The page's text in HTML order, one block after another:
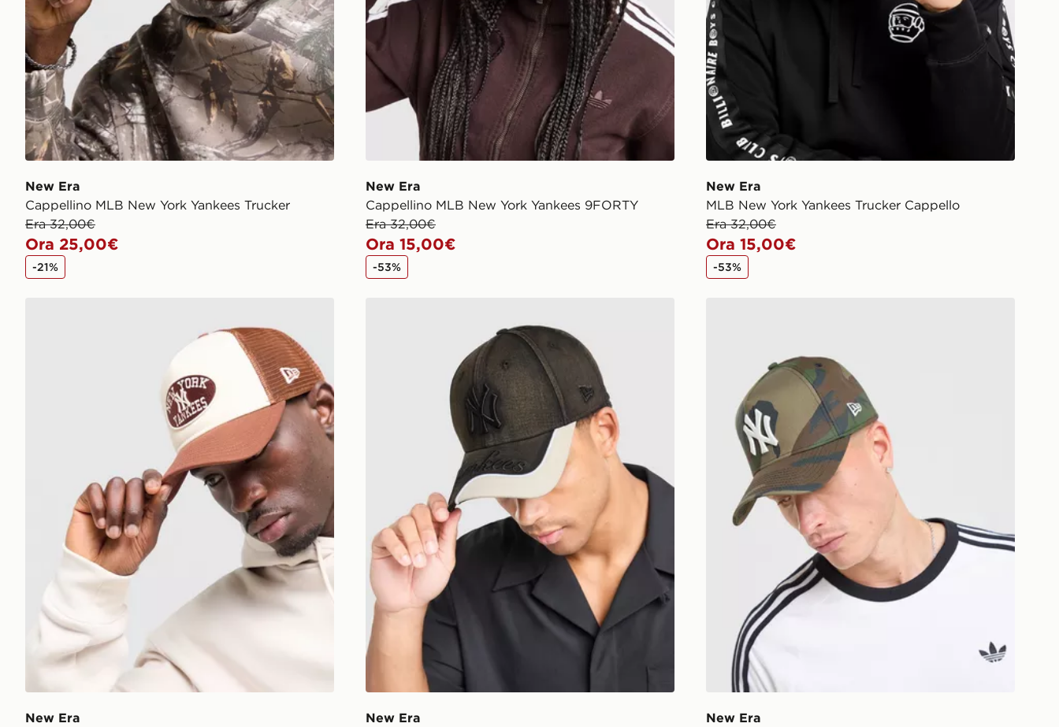
New Era
Cappellino MLB New York Yankees Trucker
Era 32,00€
Ora 25,00€
-21%
New Era
Cappellino MLB New York Yankees 9FORTY
Era 32,00€
Ora 15,00€
-53%
New Era
MLB New York Yankees Trucker Cappello
Era 32,00€
Ora 15,00€
-53%
New Era
New Era
New Era